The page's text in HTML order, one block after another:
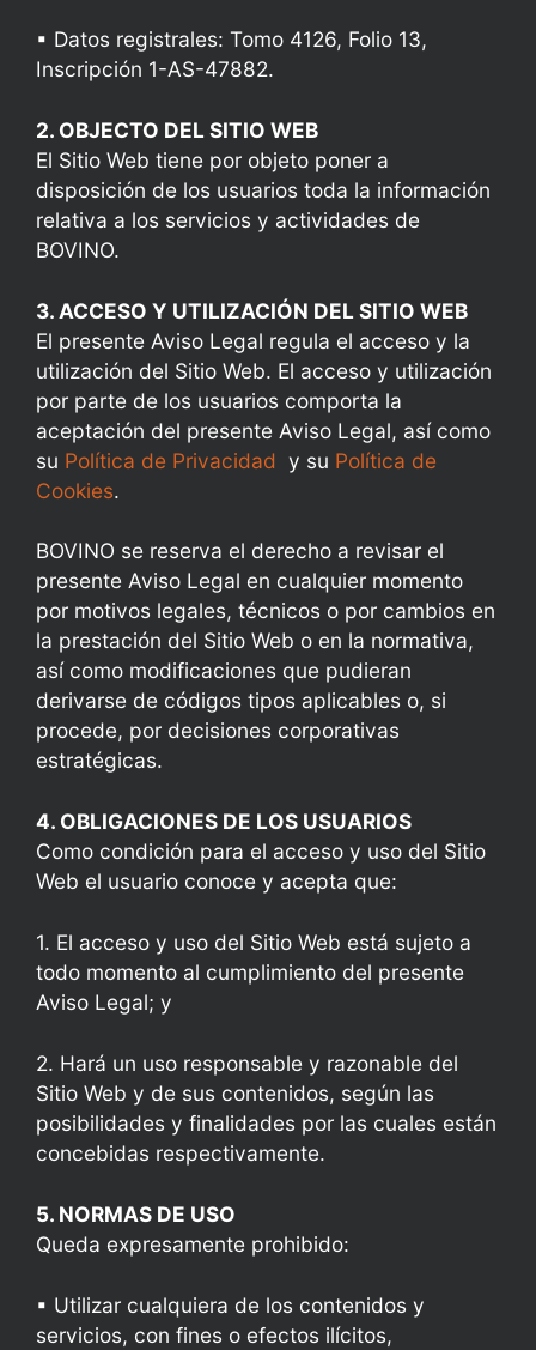
▪ Datos registrales: Tomo 4126, Folio 13,
Inscripción 1-AS-47882.
2. OBJECTO DEL SITIO WEB
El Sitio Web tiene por objeto poner a
disposición de los usuarios toda la información
relativa a los servicios y actividades de
BOVINO.
3. ACCESO Y UTILIZACIÓN DEL SITIO WEB
El presente Aviso Legal regula el acceso y la
utilización del Sitio Web. El acceso y utilización
por parte de los usuarios comporta la
aceptación del presente Aviso Legal, así como
su Política de Privacidad y su Política de
Cookies.
BOVINO se reserva el derecho a revisar el
presente Aviso Legal en cualquier momento
por motivos legales, técnicos o por cambios en
la prestación del Sitio Web o en la normativa,
así como modificaciones que pudieran
derivarse de códigos tipos aplicables o, si
procede, por decisiones corporativas
estratégicas.
4. OBLIGACIONES DE LOS USUARIOS
Como condición para el acceso y uso del Sitio
Web el usuario conoce y acepta que:
1. El acceso y uso del Sitio Web está sujeto a
todo momento al cumplimiento del presente
Aviso Legal; y
2. Hará un uso responsable y razonable del
Sitio Web y de sus contenidos, según las
posibilidades y finalidades por las cuales están
concebidas respectivamente.
5. NORMAS DE USO
Queda expresamente prohibido:
▪ Utilizar cualquiera de los contenidos y
servicios, con fines o efectos ilícitos,